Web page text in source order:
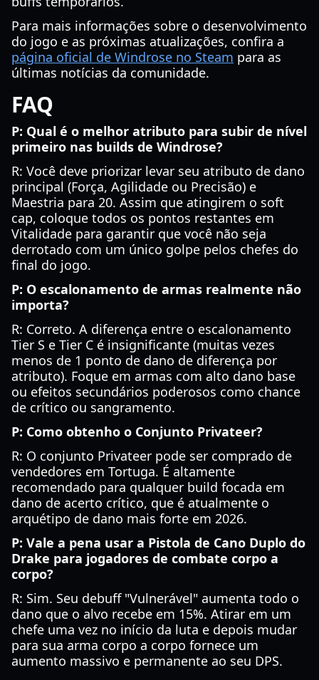
Para mais informações sobre o desenvolvimento
do jogo e as próximas atualizações, confira a
página oficial de Windrose no Steam para as
últimas notícias da comunidade.
FAQ
P: Qual é o melhor atributo para subir de nível
primeiro nas builds de Windrose?
R: Você deve priorizar levar seu atributo de dano
principal (Força, Agilidade ou Precisão) e
Maestria para 20. Assim que atingirem o soft
cap, coloque todos os pontos restantes em
Vitalidade para garantir que você não seja
derrotado com um único golpe pelos chefes do
final do jogo.
P: O escalonamento de armas realmente não
importa?
R: Correto. A diferença entre o escalonamento
Tier S e Tier C é insignificante (muitas vezes
menos de 1 ponto de dano de diferença por
atributo). Foque em armas com alto dano base
ou efeitos secundários poderosos como chance
de crítico ou sangramento.
P: Como obtenho o Conjunto Privateer?
R: O conjunto Privateer pode ser comprado de
vendedores em Tortuga. É altamente
recomendado para qualquer build focada em
dano de acerto crítico, que é atualmente o
arquétipo de dano mais forte em 2026.
P: Vale a pena usar a Pistola de Cano Duplo do
Drake para jogadores de combate corpo a
corpo?
R: Sim. Seu debuff "Vulnerável" aumenta todo o
dano que o alvo recebe em 15%. Atirar em um
chefe uma vez no início da luta e depois mudar
para sua arma corpo a corpo fornece um
aumento massivo e permanente ao seu DPS.